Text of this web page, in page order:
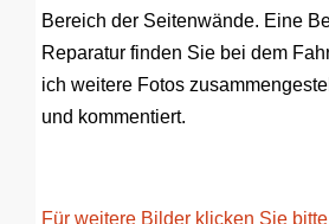
Bereich der Seitenwände. Eine
Reparatur finden Sie bei dem
ich weitere Fotos
und kommentiert.
Für weitere Bilder klicken Sie